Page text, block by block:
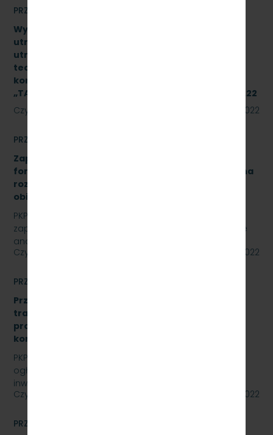
PRZETARGI
Wykonanie naprawy czwartego poziomu
utrzymania (P4) wg dokumentacji systemu
utrzymania typu pojazdu oraz dokumentacji
techniczno–ruchowej producenta podzespołu 2
kompletów układów hamulcowych produkcji IPS
„TABOR” w Poznaniu. Znak sprawy: SKMMU.086.29.22
Czytaj dalej
15 lipca 2022
PRZETARGI
Zapytanie ofertowe na opracowanie analizy
formalno-prawnej wraz z koncepcją techniczną na
rozbudowę i modernizację kanalizacji sanitarnej
obiektu A-13 na stacji Gdynia Cisowa Postojowa.
PKP Szybka Kolej Miejska w Trójmieście Sp. z o.o.
zaprasza do złożenia oferty cenowej na opracowanie
analizy formalno-prawnej wraz z koncepcją…
Czytaj dalej
15 lipca 2022
PRZETARGI
Przetarg nieograniczony: „Modernizacja sieci
trakcyjnej – sporządzenie dokumentacji
projektowej oraz przebudowa istniejących
konstrukcji wsporczych, znak: SKMMU.086.30.22.
PKP SZYBKA KOLEJ MIEJSKA W TRÓJMIEŚCIE Sp. z o.o.
ogłasza przetarg nieograniczony dla zadania
inwestycyjnego na sieci trakcyjnej PKP Szybka Kolej…
Czytaj dalej
14 lipca 2022
PRZETARGI